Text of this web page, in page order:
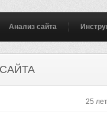
Анализ сайта
25 лет